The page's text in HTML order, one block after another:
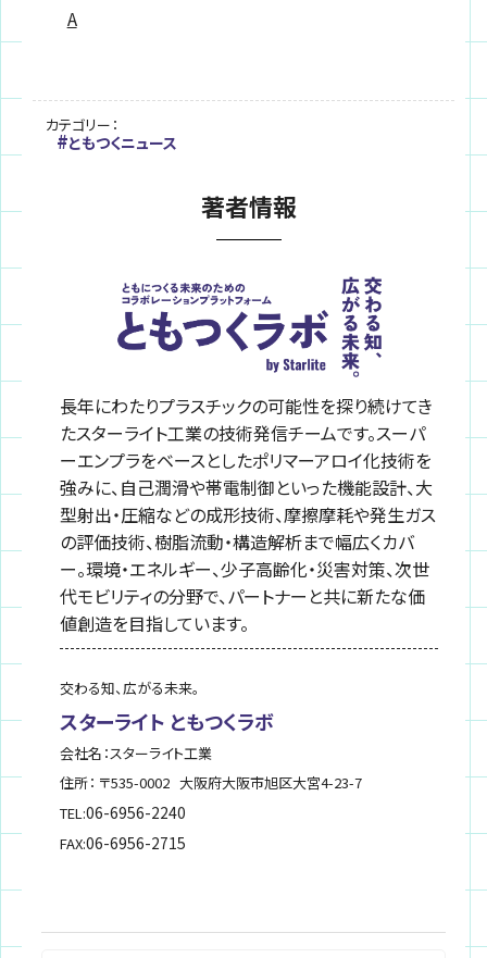
A
カテゴリー：
ともつくニュース
著者情報
長年にわたりプラスチックの可能性を探り続けてき
たスターライト工業の技術発信チームです。スーパ
ーエンプラをベースとしたポリマーアロイ化技術を
強みに、自己潤滑や帯電制御といった機能設計、大
型射出・圧縮などの成形技術、摩擦摩耗や発生ガス
の評価技術、樹脂流動・構造解析まで幅広くカバ
ー。環境・エネルギー、少子高齢化・災害対策、次世
代モビリティの分野で、パートナーと共に新たな価
値創造を目指しています。
交わる知、広がる未来。
スターライト ともつくラボ
会社名：スターライト工業
住所： 〒535-0002 大阪府大阪市旭区大宮4-23-7
TEL:06-6956-2240
FAX:06-6956-2715